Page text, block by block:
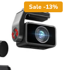
Sale -13%